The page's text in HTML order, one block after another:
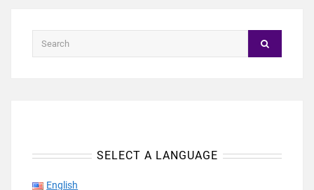
SELECT A LANGUAGE
English